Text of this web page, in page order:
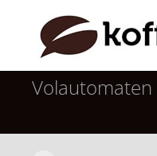
Volautomaten